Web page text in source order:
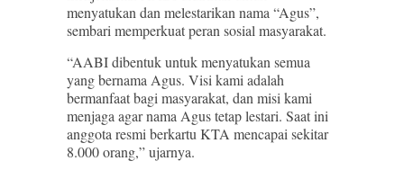
menyatukan dan melestarikan nama “Agus”,
sembari memperkuat peran sosial masyarakat.
“AABI dibentuk untuk menyatukan semua
yang bernama Agus. Visi kami adalah
bermanfaat bagi masyarakat, dan misi kami
menjaga agar nama Agus tetap lestari. Saat ini
anggota resmi berkartu KTA mencapai sekitar
8.000 orang,” ujarnya.